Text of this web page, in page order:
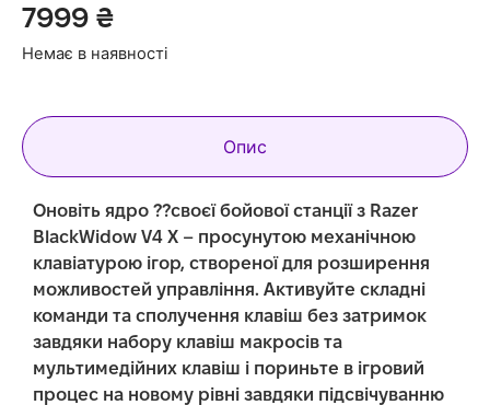
7999 ₴
Немає в наявності
Опис
Оновіть ядро ??своєї бойової станції з Razer
BlackWidow V4 X – просунутою механічною
клавіатурою ігор, створеної для розширення
можливостей управління. Активуйте складні
команди та сполучення клавіш без затримок
завдяки набору клавіш макросів та
мультимедійних клавіш і пориньте в ігровий
процес на новому рівні завдяки підсвічуванню